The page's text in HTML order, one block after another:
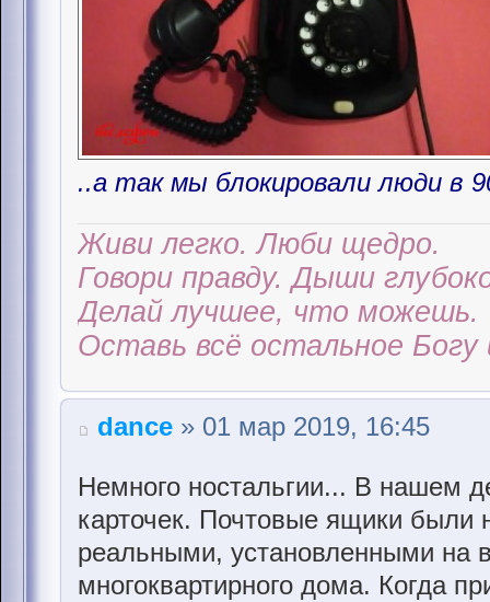
..a так мы блокировали люди в
Живи легко. Люби щедро.
Говори правду. Дыши
Делай лучшее, что можешь.
Оставь всё остальное Богу
dance » 01 мар 2019, 16:45
Немного ностальгии... В нашем
карточек. Почтовые ящики были
реальными, установленными на
многоквартирного дома. Когда